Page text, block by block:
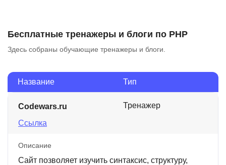
Бесплатные тренажеры и блоги по PHP
Здесь собраны обучающие тренажеры и блоги.
Название Тип
Codewars.ru
Ссылка
Тренажер
Описание
Сайт позволяет изучить синтаксис, структуру,